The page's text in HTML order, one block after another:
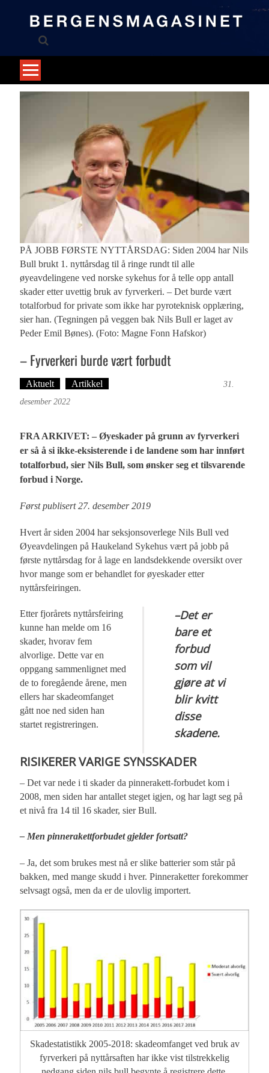
PÅ JOBB FØRSTE NYTTÅRSDAG: Siden 2004 har Nils
Bull brukt 1. nyttårsdag til å ringe rundt til alle
øyeavdelingene ved norske sykehus for å telle opp antall
skader etter uvettig bruk av fyrverkeri. – Det burde vært
totalforbud for private som ikke har pyroteknisk opplæring,
sier han. (Tegningen på veggen bak Nils Bull er laget av
Peder Emil Bønes). (Foto: Magne Fonn Hafskor)
– Fyrverkeri burde vært forbudt
Aktuelt Artikkel
31.
desember 2022
FRA ARKIVET: – Øyeskader på grunn av fyrverkeri
er så å si ikke-eksisterende i de landene som har innført
totalforbud, sier Nils Bull, som ønsker seg et tilsvarende
forbud i Norge.
Først publisert 27. desember 2019
Hvert år siden 2004 har seksjonsoverlege Nils Bull ved
Øyeavdelingen på Haukeland Sykehus vært på jobb på
første nyttårsdag for å lage en landsdekkende oversikt over
hvor mange som er behandlet for øyeskader etter
nyttårsfeiringen.
–Det er
bare et
forbud
som vil
gjøre at vi
blir kvitt
disse
skadene.
Etter fjorårets nyttårsfeiring
kunne han melde om 16
skader, hvorav fem
alvorlige. Dette var en
oppgang sammenlignet med
de to foregående årene, men
ellers har skadeomfanget
gått noe ned siden han
startet registreringen.
RISIKERER VARIGE SYNSSKADER
– Det var nede i ti skader da pinnerakett-forbudet kom i
2008, men siden har antallet steget igjen, og har lagt seg på
et nivå fra 14 til 16 skader, sier Bull.
– Men pinnerakettforbudet gjelder fortsatt?
– Ja, det som brukes mest nå er slike batterier som står på
bakken, med mange skudd i hver. Pinneraketter forekommer
selvsagt også, men da er de ulovlig importert.
Skadestatistikk 2005-2018: skadeomfanget ved bruk av
fyrverkeri på nyttårsaften har ikke vist tilstrekkelig